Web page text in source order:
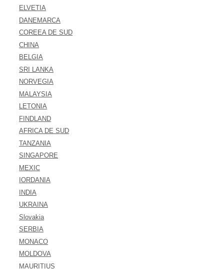
ELVETIA
DANEMARCA
COREEA DE SUD
CHINA
BELGIA
SRI LANKA
NORVEGIA
MALAYSIA
LETONIA
FINDLAND
AFRICA DE SUD
TANZANIA
SINGAPORE
MEXIC
IORDANIA
INDIA
UKRAINA
Slovakia
SERBIA
MONACO
MOLDOVA
MAURITIUS